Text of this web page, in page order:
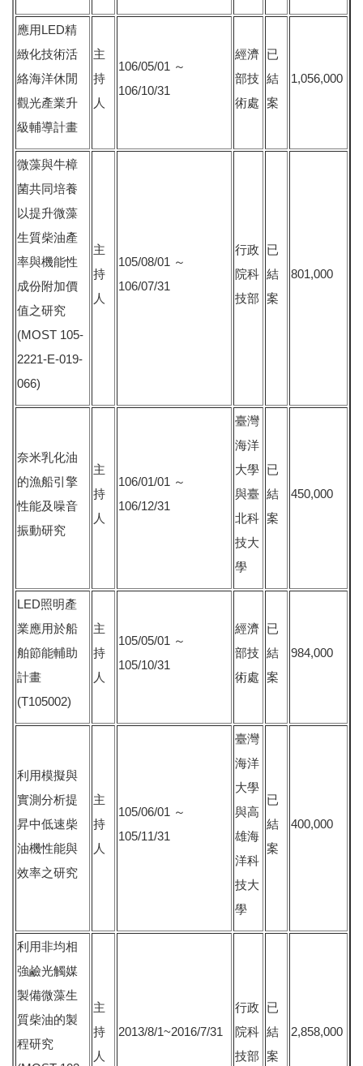
應用LED精
緻化技術活
絡海洋休閒
觀光產業升
級輔導計畫
主
持
人
106/05/01 ～
106/10/31
經濟
部技
術處
已
結
案
1,056,000
微藻與牛樟
菌共同培養
以提升微藻
生質柴油產
率與機能性
成份附加價
值之研究
(MOST 105-
2221-E-019-
066)
主
持
人
105/08/01 ～
106/07/31
行政
院科
技部
已
結
案
801,000
奈米乳化油
的漁船引擎
性能及噪音
振動研究
主
持
人
106/01/01 ～
106/12/31
臺灣
海洋
大學
與臺
北科
技大
學
已
結
案
450,000
LED照明產
業應用於船
舶節能輔助
計畫
(T105002)
主
持
人
105/05/01 ～
105/10/31
經濟
部技
術處
已
結
案
984,000
利用模擬與
實測分析提
昇中低速柴
油機性能與
效率之研究
主
持
人
105/06/01 ～
105/11/31
臺灣
海洋
大學
與高
雄海
洋科
技大
學
已
結
案
400,000
利用非均相
強鹼光觸媒
製備微藻生
質柴油的製
程研究
主
持
人
2013/8/1~2016/7/31
行政
院科
技部
已
結
案
2,858,000